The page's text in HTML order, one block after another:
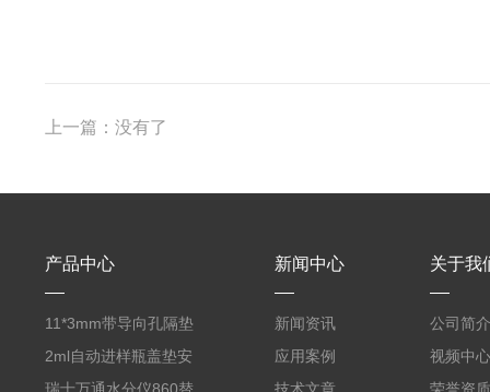
上一篇：没有了
产品中心
11*3mm带导向孔隔垫
气相色谱仪用红色耐
2ml自动进样瓶盖垫安
新闻中心
新闻资讯
应用案例
关于我
公司简介
视频中心